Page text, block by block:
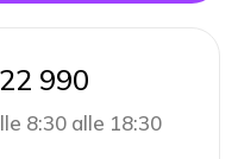
990
8:30 alle 18:30